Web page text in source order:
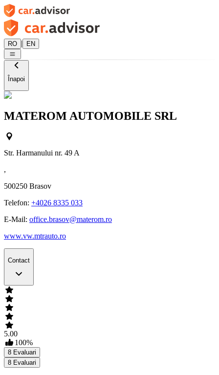
RO | EN
Înapoi
MATEROM AUTOMOBILE SRL
Str. Harmanului nr. 49 A
,
500250 Brasov
Telefon: +4026 8335 033
E-Mail: office.brasov@materom.ro
www.vw.mtrauto.ro
Contact
5.00
100%
8 Evaluari
8 Evaluari